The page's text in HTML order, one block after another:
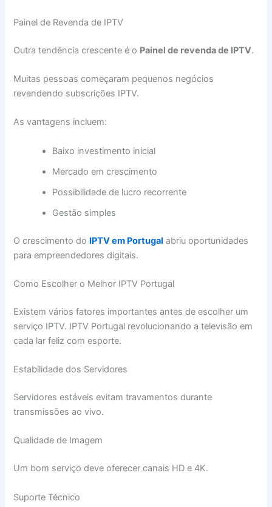
Painel de Revenda de IPTV
Outra tendência crescente é o Painel de revenda de IPTV.
Muitas pessoas começaram pequenos negócios
revendendo subscrições IPTV.
As vantagens incluem:
Baixo investimento inicial
Mercado em crescimento
Possibilidade de lucro recorrente
Gestão simples
O crescimento do IPTV em Portugal abriu oportunidades
para empreendedores digitais.
Como Escolher o Melhor IPTV Portugal
Existem vários fatores importantes antes de escolher um
serviço IPTV. IPTV Portugal revolucionando a televisão em
cada lar feliz com esporte.
Estabilidade dos Servidores
Servidores estáveis evitam travamentos durante
transmissões ao vivo.
Qualidade de Imagem
Um bom serviço deve oferecer canais HD e 4K.
Suporte Técnico